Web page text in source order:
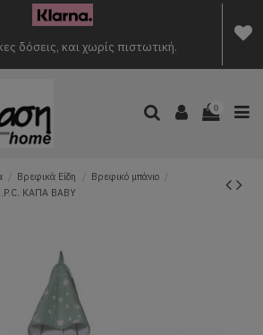
δόσεις, και χωρίς πιστωτική.
0
Βρεφικά Είδη
Βρεφικό μπάνιο
ΚΑΠΑ BABY